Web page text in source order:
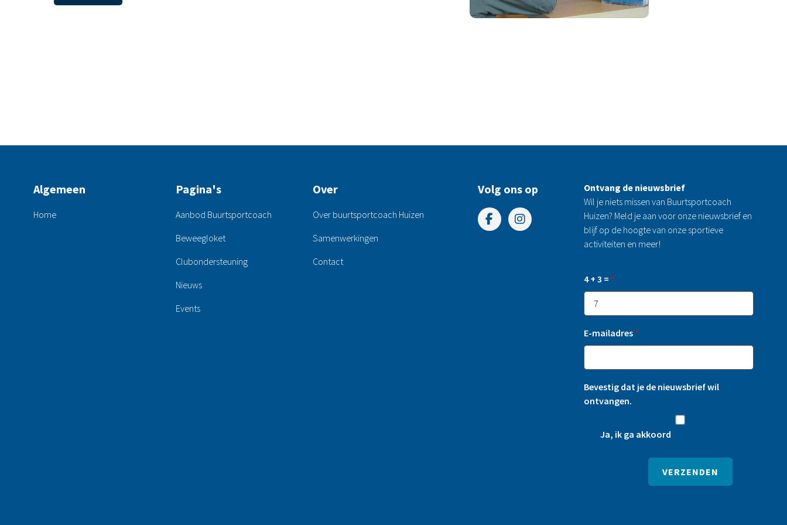
Algemeen
Home
Pagina's
Aanbod Buurtsportcoach
Beweegloket
Clubondersteuning
Nieuws
Events
Over
Over buurtsportcoach Huizen
Samenwerkingen
Contact
Volg ons op
Ontvang de nieuwsbrief
Wil je niets missen van Buurtsportcoach
Huizen? Meld je aan voor onze nieuwsbrief en
blijf op de hoogte van onze sportieve
activiteiten en meer!
4 + 3 = *
E-mailadres *
Bevestig dat je de nieuwsbrief wil
ontvangen.
Ja, ik ga akkoord